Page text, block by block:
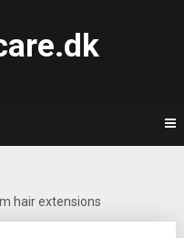
hair extensions